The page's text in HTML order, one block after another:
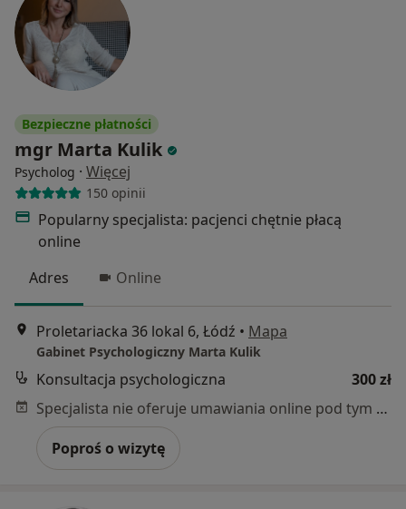
Bezpieczne płatności
mgr Marta Kulik
Psycholog · Więcej
150 opinii
Popularny specjalista: pacjenci chętnie płacą
online
Adres
Online
Proletariacka 36 lokal 6, Łódź • Mapa
Gabinet Psychologiczny Marta Kulik
Konsultacja psychologiczna
300 zł
Specjalista nie oferuje umawiania online pod tym adresem.
Poproś o wizytę